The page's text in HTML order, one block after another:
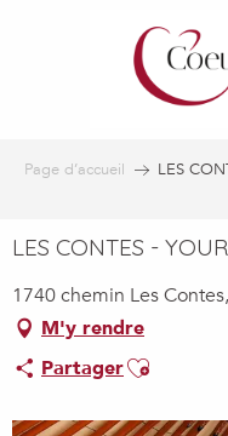
Page d’accueil LES
LES CONTES -
1740 chemin Les
M'y rendre
PartagerAjouter aux